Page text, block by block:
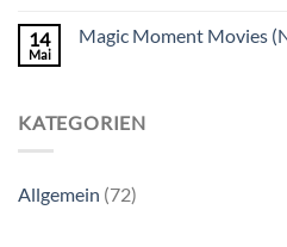
14
Mai
Magic Moment Movies
KATEGORIEN
Allgemein (72)